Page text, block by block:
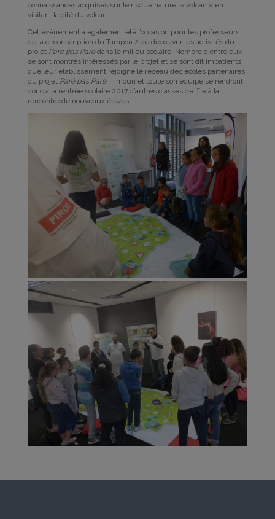
connaissances acquises sur le risque naturel « volcan » en
visitant la cité du volcan.
Cet évènement a également été l’occasion pour les professeurs
de la circonscription du Tampon 2 de découvrir les activités du
projet Paré pas Parédans le milieu scolaire. Nombre d’entre eux
se sont montrés intéressés par le projet et se sont dit impatients
que leur établissement rejoigne le réseau des écoles partenaires
du projet Paré pas Paré. Timoun et toute son équipe se rendront
donc à la rentrée scolaire 2017 d’autres classes de l’île à la
rencontre de nouveaux élèves.